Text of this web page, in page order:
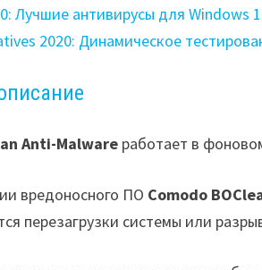
Лучшие антивирусы для Windows
2020: Динамическое
Anti-Malware работает в
вредоносного ПО Comodo
перезагрузки системы или